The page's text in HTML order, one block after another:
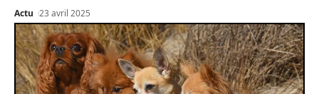
Actu 23 avril 2025